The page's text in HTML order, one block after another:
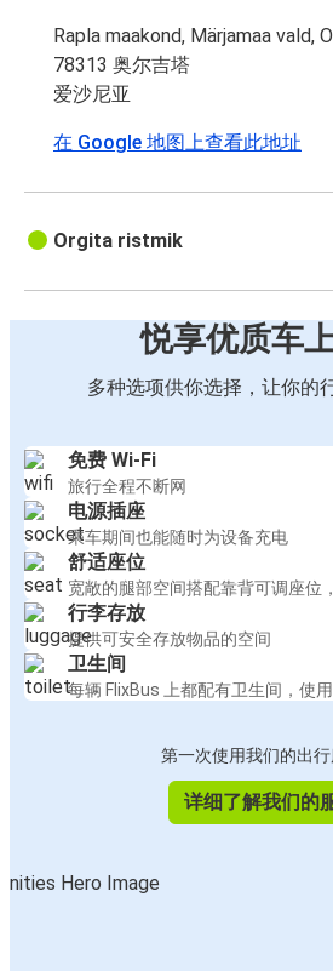
Rapla maakond, Märjamaa vald,
78313 奥尔吉塔
爱沙尼亚
在 Google 地图上查看此地址
Orgita ristmik
悦享优质车
多种选项供你选择，让你的
免费 Wi-Fi
旅行全程不断网
电源插座
乘车期间也能随时为设备充电
舒适座位
宽敞的腿部空间搭配靠背可调座位
行李存放
提供可安全存放物品的空间
卫生间
每辆 FlixBus 上都配有卫生间，使
第一次使用我们的出行
详细了解我们的